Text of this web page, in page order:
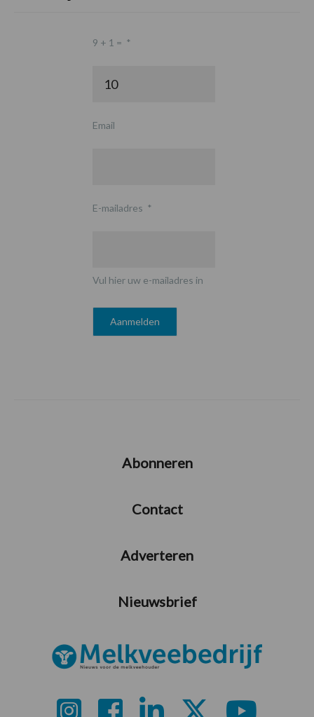
9 + 1 = *
Email
E-mailadres *
Vul hier uw e-mailadres in
Abonneren
Contact
Adverteren
Nieuwsbrief